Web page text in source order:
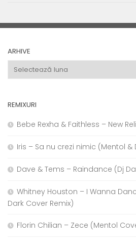
ARHIVE
Arhive
REMIXURI
Bebe Rexha & Faithless – New
Iris – Sa nu crezi nimic (Mentol &
Dave & Tems – Raindance (Dj
Whitney Houston – I Wanna
Dark Cover Remix)
Florin Chilian – Zece (Mentol